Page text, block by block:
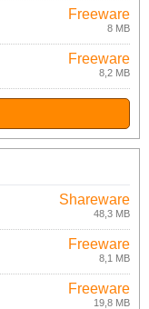
Freeware
8 MB
Freeware
8,2 MB
Shareware
48,3 MB
Freeware
8,1 MB
Freeware
19,8 MB